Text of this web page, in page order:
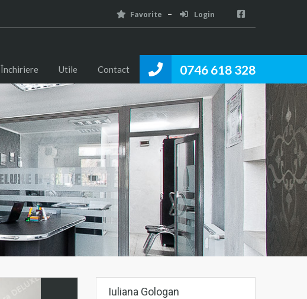
Favorite Login
0746 618 328
Închiriere Utile Contact
Iuliana Gologan